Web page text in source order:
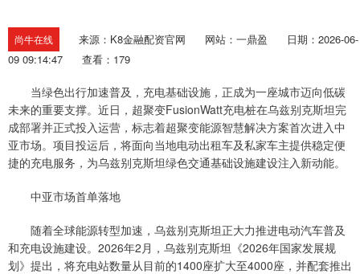
尚牛在线 来源：K8金融配资官网 网站：一鼎盈
日期：2026-06-
09 09:14:47
查看：179
当绿色出行加速普及，充电基础设施，正成为一座城市迈向低碳
未来的重要支撑。近日，超聚变FusionWatt充电桩在乌兹别克斯坦完
成部署并正式投入运营，标志着超聚变能源智慧解决方案首次进入中
亚市场。项目投运后，将面向当地电动出租车及私家车主提供稳定便
捷的充电服务，为乌兹别克斯坦绿色交通基础设施建设注入新动能。
中亚市场首单落地
随着全球能源转型加速，乌兹别克斯坦正大力推进电动汽车普及
和充电设施建设。2026年2月，乌兹别克斯坦《2026年国家发展规
划》提出，将充电站数量从目前的1400座扩大至4000座，并配套推出